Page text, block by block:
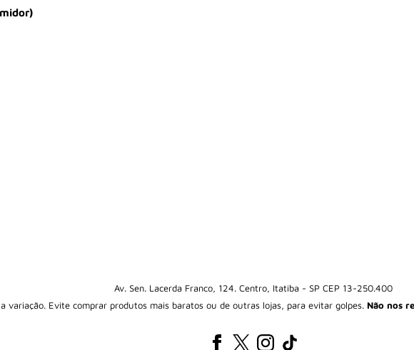
Av. Sen. Lacerda Franco, 124. Centro, Itatiba - SP CEP 13-250.400
variação. Evite comprar produtos mais baratos ou de outras lojas, para evitar golpes. Não nos